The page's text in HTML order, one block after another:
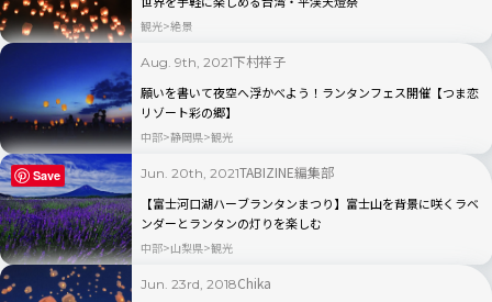
観光 絶景
Aug. 9th, 2021下村祥子
願いを書いて夜空へ浮かべよう！ランタンフェス開催【つま恋
リゾート彩の郷】
中部 静岡県 観光
Jun. 20th, 2021TABIZINE編集部
【富士河口湖ハーブランタンまつり】富士山を背景に咲くラベ
ンダーとランタンの灯りを楽しむ
中部 山梨県 観光
Jun. 23rd, 2018Chika
Save